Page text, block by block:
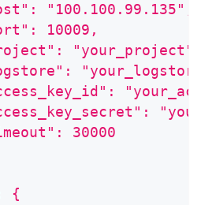
"100.100.99.135",
10009,
30000
{